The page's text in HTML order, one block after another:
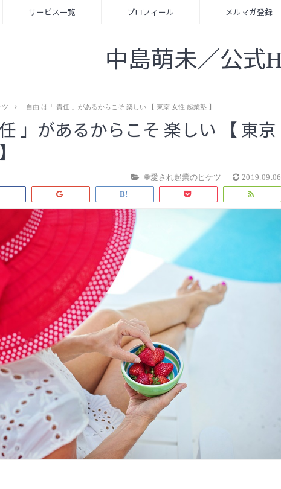
サービス一覧 プロフィール メルマガ登録
中島萌未／公式
自由 は「 責任 」があるからこそ 楽しい 【 東京 女性 起業塾 】
」があるからこそ 楽しい 【 東京
❁愛され起業のヒケツ 2019.09.06